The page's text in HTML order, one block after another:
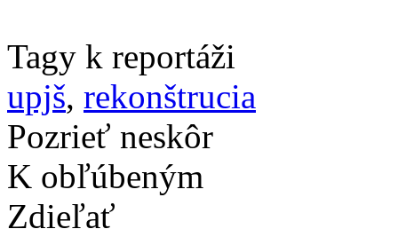
Tagy k reportáži
upjš, rekonštrucia
Pozrieť neskôr
K obľúbeným
Zdieľať